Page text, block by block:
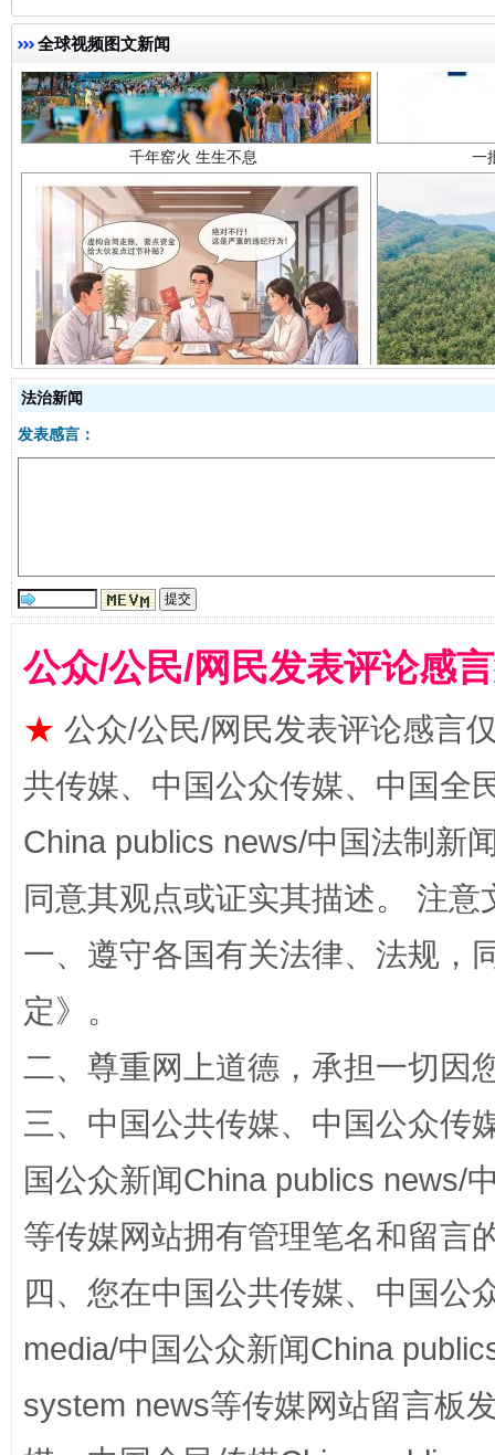
全球视频图文新闻
千年窑火 生生不息 一
揭开“小金库”的免责幌子
受贿1.44亿！段成刚被判无期 从幼
全民健身五年计划来了！等你上场
阿坝州三大球赛在茂县开幕 规模
法治新闻
发表感言：
公众/公民/网民发表评论感
★ 公众/公民/网民发表评论感言
共传媒、中国公众传媒、中国全
China publics news/中国法制新
同意其观点或证实其描述。 注
一、遵守各国有关法律、法规，
定》。
二、尊重网上道德，承担一切因
三、中国公共传媒、中国公众传
国公众新闻China publics news/
等传媒网站拥有管理笔名和留言
四、您在中国公共传媒、中国公
media/中国公众新闻China
system news等传媒网站留言板